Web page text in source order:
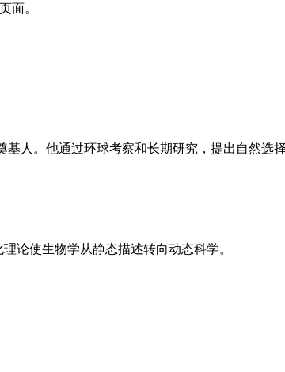
面。
基人。他通过环球考察和长期研究，提出自然
论使生物学从静态描述转向动态科学。